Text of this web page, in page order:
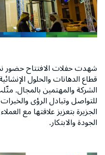
شهدت حفلات الافتتاح حضور
قطاع الدهانات والحلول
الشركة والمهتمين بالمجال.
للتواصل وتبادل الرؤى
الجزيرة بتعزيز علاقتها مع
الجودة والابتكار.